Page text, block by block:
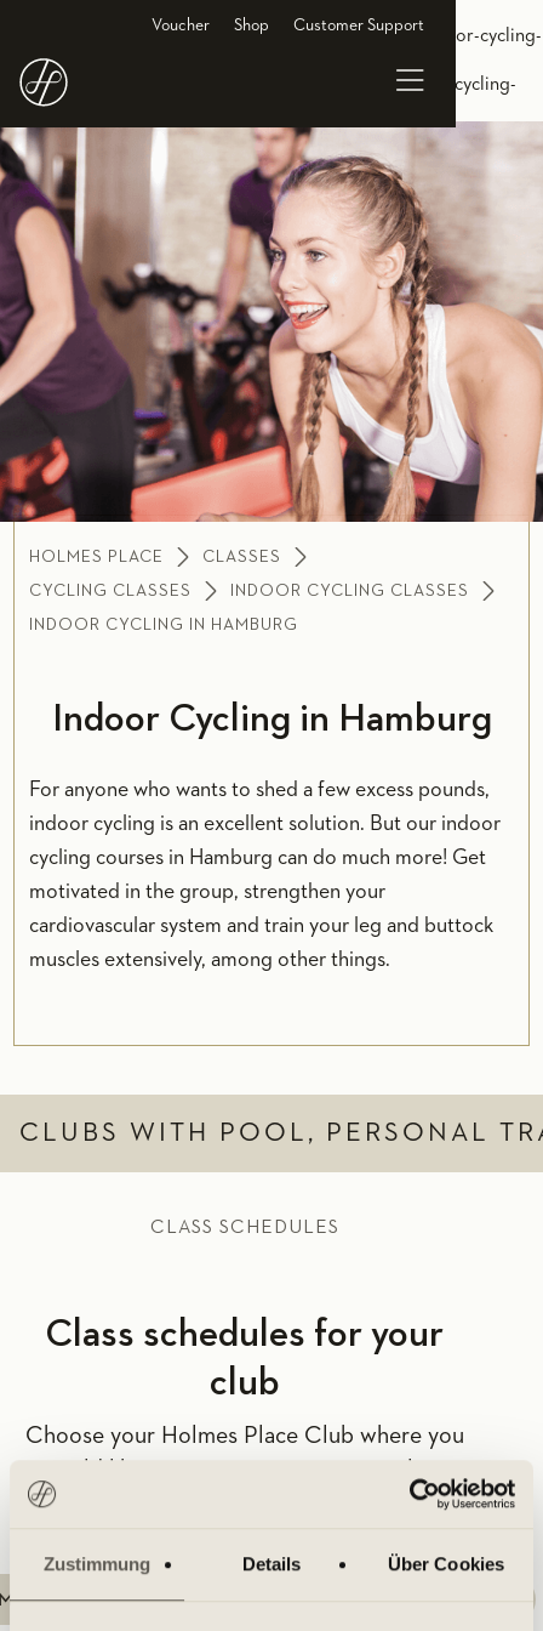
Zustimmung Details Über Cookies
href="https://www.holmesplace.de/gruppenkurse-cl/indoor-cycling-
hamburg"/> <link rel="alternate" hreflang="en-DE"
href="https://en.holmesplace.de/groupclasses-cl/indoor-cycling-
hamburg"/>
Voucher Shop Customer Support
HOLMES PLACE
CLASSES
CYCLING CLASSES
INDOOR CYCLING CLASSES
INDOOR CYCLING IN HAMBURG
Indoor Cycling in Hamburg
For anyone who wants to shed a few excess pounds,
indoor cycling is an excellent solution. But our indoor
cycling courses in Hamburg can do much more! Get
motivated in the group, strengthen your
cardiovascular system and train your leg and buttock
muscles extensively, among other things.
CLUBS WITH POOL, PERSONAL
CLASS SCHEDULES
Class schedules for your
club
Choose your Holmes Place Club where you
MEILE